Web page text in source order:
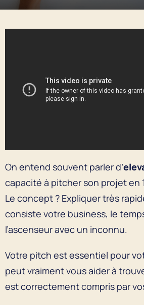
On entend souvent parler d’
capacité à pitcher son projet en
Le concept ? Expliquer très
consiste votre business, le
l’ascenseur avec un inconnu.
Votre pitch est essentiel pour
peut vraiment vous aider à
est correctement compris par